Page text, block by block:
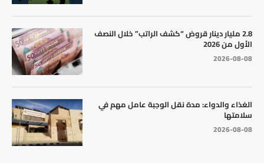
2.8 مليار دينار قروض “كشف الراتب” خلال النصف
الأول من 2026
2026-08-08
الغذاء والدواء: مدة نقل الوجبة عامل مهم في
سلامتها
2026-08-08